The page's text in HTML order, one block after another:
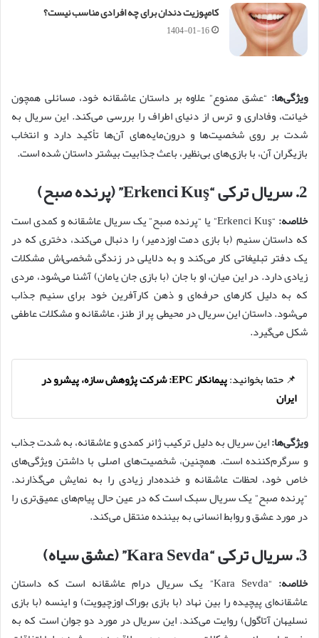
کامپوزیت دندان برای چه افرادی مناسب نیست؟
1404-01-16
ویژگی‌ها: “عشق ممنوع” علاوه بر داستان عاشقانه خود، مسائلی همچون
خیانت، وفاداری و ترس از دنیای اطراف را بررسی می‌کند. این سریال به
شدت بر روی شخصیت‌ها و درون‌مایه‌های آن‌ها تأکید دارد و انتخاب
بازیگران آن، با بازی‌های بی‌نظیر، باعث جذابیت بیشتر داستان شده است.
2. سریال ترکی “Erkenci Kuş” (پرنده صبح)
خلاصه:
“Erkenci Kuş” یا “پرنده صبح” یک سریال عاشقانه و کمدی است
که داستان سنیم (با بازی دمت اوزدمیر) را دنبال می‌کند، دختری که در
یک دفتر تبلیغاتی کار می‌کند و به دلایلی در زندگی شخصی‌اش مشکلات
زیادی دارد. در این میان، او با جان (با بازی جان یامان) آشنا می‌شود، مردی
که به دلیل کارهای حرفه‌ای و ذهن کارآفرین خود برای سنیم جذاب
می‌شود. داستان این سریال در محیطی پر از طنز، عاشقانه و مشکلات عاطفی
شکل می‌گیرد.
📌 حتما بخوانید:
پیمانکار EPC: شرکت پژوهش سازه، پیشرو در
ایران
ویژگی‌ها:این سریال به دلیل ترکیب ژانر کمدی و عاشقانه، به شدت جذاب
و سرگرم‌کننده است. همچنین، شخصیت‌های اصلی با داشتن ویژگی‌های
خاص خود، لحظات عاشقانه و خنده‌دار زیادی را به نمایش می‌گذارند.
“پرنده صبح” یک سریال سبک است که در عین حال پیام‌های عمیق‌تری را
در مورد عشق و روابط انسانی به بیننده منتقل می‌کند.
3. سریال ترکی “Kara Sevda” (عشق سیاه)
خلاصه:
“Kara Sevda” یک سریال درام عاشقانه است که داستان
عاشقانه‌ای پیچیده را بین نهاد (با بازی بوراک اوزچیویت) و اینسه (با بازی
نسلیهان آتاگول) روایت می‌کند. این سریال در مورد دو جوان است که به